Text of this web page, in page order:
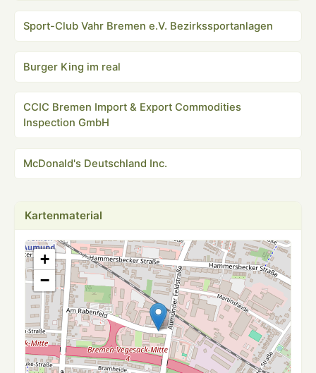
Sport-Club Vahr Bremen e.V. Bezirkssportanlagen
Burger King im real
CCIC Bremen Import & Export Commodities
Inspection GmbH
McDonald's Deutschland Inc.
Kartenmaterial
+
−